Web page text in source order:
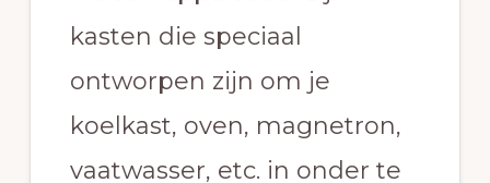
kasten die speciaal
ontworpen zijn om je
koelkast, oven, magnetron,
vaatwasser, etc. in onder te